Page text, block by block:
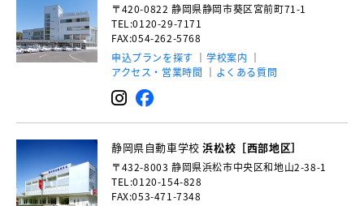
〒420-0822 静岡県静岡市葵区宮前町71-1
TEL:0120-29-7171
FAX:054-262-5768
申込プランを探す
学校案内
アクセス・営業時間
よくある質問
静岡県自動車学校浜松校［西部地区］
〒432-8003 静岡県浜松市中央区和地山2-38-1
TEL:0120-154-828
FAX:053-471-7348